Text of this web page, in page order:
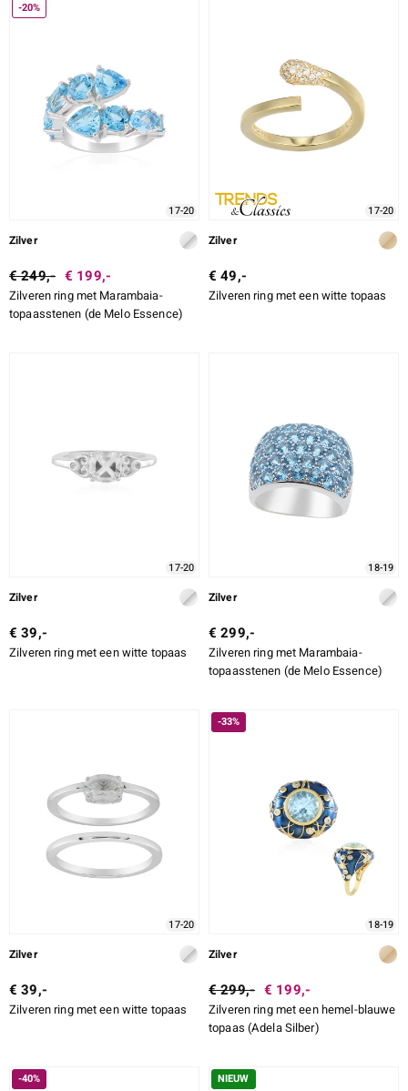
-20%
17-20
Zilver
€ 249,- € 199,-
Zilveren ring met Marambaia-
topaasstenen (de Melo Essence)
17-20
Zilver
€ 49,-
Zilveren ring met een witte topaas
17-20
Zilver
€ 39,-
Zilveren ring met een witte topaas
18-19
Zilver
€ 299,-
Zilveren ring met Marambaia-
topaasstenen (de Melo Essence)
17-20
Zilver
€ 39,-
Zilveren ring met een witte topaas
-33%
18-19
Zilver
€ 299,- € 199,-
Zilveren ring met een hemel-blauwe
topaas (Adela Silber)
-40% NIEUW